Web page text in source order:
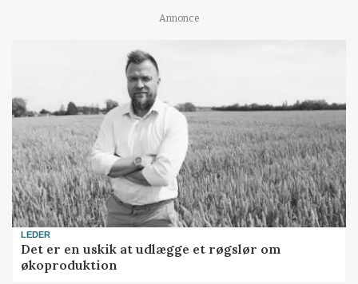
Annonce
LEDER
Det er en uskik at udlægge et røgslør om
økoproduktion